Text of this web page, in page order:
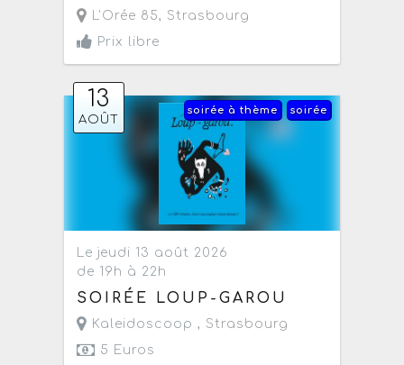
L'Orée 85, Strasbourg
Prix libre
13
AOÛT
soirée
soirée à thème
Le jeudi 13 août 2026
de 19h à 22h
SOIRÉE LOUP-GAROU
Kaleidoscoop , Strasbourg
5 Euros